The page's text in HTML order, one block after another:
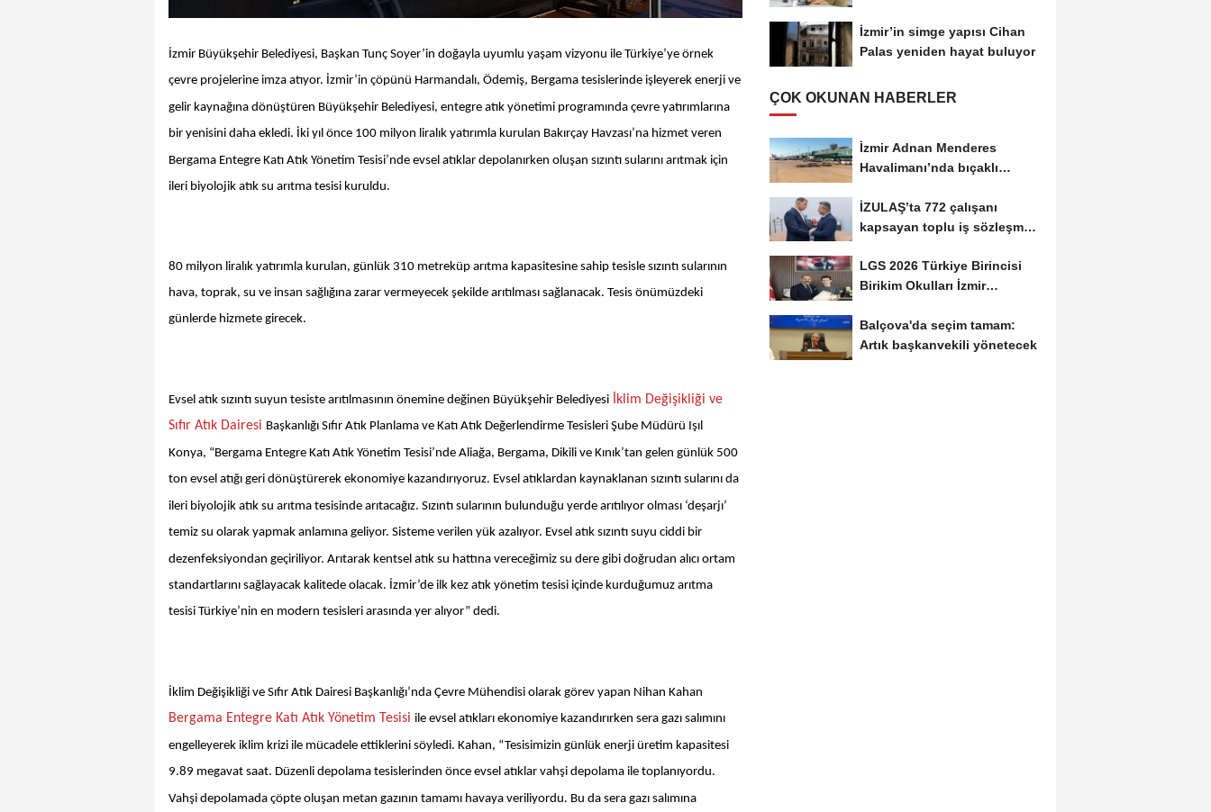
İzmir Büyükşehir Belediyesi, Başkan Tunç Soyer’in doğayla uyumlu yaşam vizyonu ile Türkiye’ye örnek
çevre projelerine imza atıyor. İzmir’in çöpünü Harmandalı, Ödemiş, Bergama tesislerinde işleyerek enerji ve
gelir kaynağına dönüştüren Büyükşehir Belediyesi, entegre atık yönetimi programında çevre yatırımlarına
bir yenisini daha ekledi. İki yıl önce 100 milyon liralık yatırımla kurulan Bakırçay Havzası’na hizmet veren
Bergama Entegre Katı Atık Yönetim Tesisi’nde evsel atıklar depolanırken oluşan sızıntı sularını arıtmak için
ileri biyolojik atık su arıtma tesisi kuruldu.
80 milyon liralık yatırımla kurulan, günlük 310 metreküp arıtma kapasitesine sahip tesisle sızıntı sularının
hava, toprak, su ve insan sağlığına zarar vermeyecek şekilde arıtılması sağlanacak. Tesis önümüzdeki
günlerde hizmete girecek.
Evsel atık sızıntı suyun tesiste arıtılmasının önemine değinen Büyükşehir Belediyesi İklim Değişikliği ve
Sıfır Atık Dairesi Başkanlığı Sıfır Atık Planlama ve Katı Atık Değerlendirme Tesisleri Şube Müdürü Işıl
Konya, “Bergama Entegre Katı Atık Yönetim Tesisi’nde Aliağa, Bergama, Dikili ve Kınık’tan gelen günlük 500
ton evsel atığı geri dönüştürerek ekonomiye kazandırıyoruz. Evsel atıklardan kaynaklanan sızıntı sularını da
ileri biyolojik atık su arıtma tesisinde arıtacağız. Sızıntı sularının bulunduğu yerde arıtılıyor olması ‘deşarjı’
temiz su olarak yapmak anlamına geliyor. Sisteme verilen yük azalıyor. Evsel atık sızıntı suyu ciddi bir
dezenfeksiyondan geçiriliyor. Arıtarak kentsel atık su hattına vereceğimiz su dere gibi doğrudan alıcı ortam
standartlarını sağlayacak kalitede olacak. İzmir’de ilk kez atık yönetim tesisi içinde kurduğumuz arıtma
tesisi Türkiye’nin en modern tesisleri arasında yer alıyor” dedi.
İklim Değişikliği ve Sıfır Atık Dairesi Başkanlığı’nda Çevre Mühendisi olarak görev yapan Nihan Kahan
Bergama Entegre Katı Atık Yönetim Tesisi ile evsel atıkları ekonomiye kazandırırken sera gazı salımını
engelleyerek iklim krizi ile mücadele ettiklerini söyledi. Kahan, “Tesisimizin günlük enerji üretim kapasitesi
9.89 megavat saat. Düzenli depolama tesislerinden önce evsel atıklar vahşi depolama ile toplanıyordu.
Vahşi depolamada çöpte oluşan metan gazının tamamı havaya veriliyordu. Bu da sera gazı salımına
İzmir’in simge yapısı Cihan
Palas yeniden hayat buluyor
ÇOK OKUNAN HABERLER
İzmir Adnan Menderes
Havalimanı’nda bıçaklı
İZULAŞ’ta 772 çalışanı
kapsayan toplu iş sözleşmesi
LGS 2026 Türkiye Birincisi
Birikim Okulları İzmir
Balçova'da seçim tamam:
Artık başkanvekili yönetecek